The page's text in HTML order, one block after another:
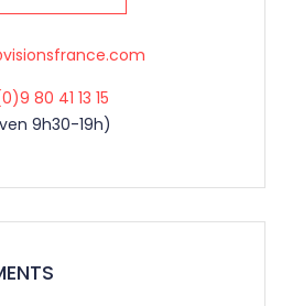
80 41 13 15
9h30-19h)